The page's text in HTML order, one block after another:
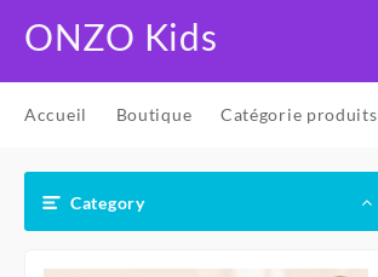
ONZO Kids
Accueil Boutique Catégorie produits
Category